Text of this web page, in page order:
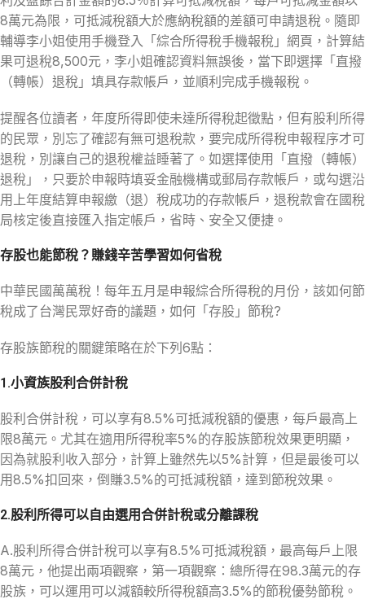
8萬元為限，可抵減稅額大於應納稅額的差額可申請退稅。隨即
輔導李小姐使用手機登入「綜合所得稅手機報稅」網頁，計算結
果可退稅8,500元，李小姐確認資料無誤後，當下即選擇「直撥
（轉帳）退稅」填具存款帳戶，並順利完成手機報稅。
提醒各位讀者，年度所得即使未達所得稅起徵點，但有股利所得
的民眾，別忘了確認有無可退稅款，要完成所得稅申報程序才可
退稅，別讓自己的退稅權益睡著了。如選擇使用「直撥（轉帳）
退稅」，只要於申報時填妥金融機構或郵局存款帳戶，或勾選沿
用上年度結算申報繳（退）稅成功的存款帳戶，退稅款會在國稅
局核定後直接匯入指定帳戶，省時、安全又便捷。
存股也能節稅？賺錢辛苦學習如何省稅
中華民國萬萬稅！每年五月是申報綜合所得稅的月份，該如何節
稅成了台灣民眾好奇的議題，如何「存股」節稅?
存股族節稅的關鍵策略在於下列6點：
1.小資族股利合併計稅
股利合併計稅，可以享有8.5%可抵減稅額的優惠，每戶最高上
限8萬元。尤其在適用所得稅率5%的存股族節稅效果更明顯，
因為就股利收入部分，計算上雖然先以5%計算，但是最後可以
用8.5%扣回來，倒賺3.5%的可抵減稅額，達到節稅效果。
2.股利所得可以自由選用合併計稅或分離課稅
A.股利所得合併計稅可以享有8.5%可抵減稅額，最高每戶上限
8萬元，他提出兩項觀察，第一項觀察：總所得在98.3萬元的存
股族，可以運用可以減額較所得稅額高3.5%的節稅優勢節稅。